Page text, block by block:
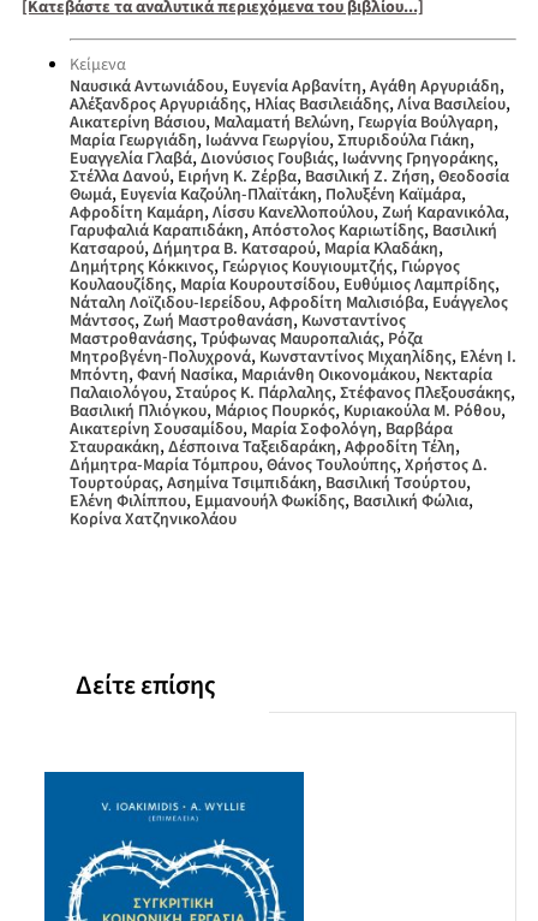
[Κατεβάστε τα αναλυτικά περιεχόμενα του βιβλίου...]
Κείμενα
Ναυσικά Αντωνιάδου, Ευγενία Αρβανίτη,Αγάθη Αργυριάδη,
Αλέξανδρος Αργυριάδης,Ηλίας Βασιλειάδης,Λίνα Βασιλείου,
Αικατερίνη Βάσιου, Μαλαματή Βελώνη, Γεωργία Βούλγαρη,
Μαρία Γεωργιάδη, Ιωάννα Γεωργίου,Σπυριδούλα Γιάκη,
Ευαγγελία Γλαβά,Διονύσιος Γουβιάς, Ιωάννης Γρηγοράκης,
Στέλλα Δανού,Ειρήνη Κ. Ζέρβα,Βασιλική Ζ. Ζήση,Θεοδοσία
Θωμά, Ευγενία Καζούλη-Πλαϊτάκη, Πολυξένη Καϊμάρα,
Αφροδίτη Καμάρη,Λίσσυ Κανελλοπούλου,Ζωή Καρανικόλα,
Γαρυφαλιά Καραπιδάκη,Απόστολος Καριωτίδης, Βασιλική
Κατσαρού,Δήμητρα Β. Κατσαρού, Μαρία Κλαδάκη,
Δημήτρης Κόκκινος, Γεώργιος Κουγιουμτζής, Γιώργος
Κουλαουζίδης, Μαρία Κουρουτσίδου, Ευθύμιος Λαμπρίδης,
Νάταλη Λοϊζιδου-Ιερείδου,Αφροδίτη Μαλισιόβα, Ευάγγελος
Μάντσος,Ζωή Μαστροθανάση, Κωνσταντίνος
Μαστροθανάσης,Τρύφωνας Μαυροπαλιάς, Ρόζα
Μητροβγένη-Πολυχρονά, Κωνσταντίνος Μιχαηλίδης, Ελένη Ι.
Μπόντη,Φανή Νασίκα, Μαριάνθη Οικονομάκου, Νεκταρία
Παλαιολόγου,Σταύρος Κ. Πάρλαλης,Στέφανος Πλεξουσάκης,
Βασιλική Πλιόγκου,Μάριος Πουρκός, Κυριακούλα Μ. Ρόθου,
Αικατερίνη Σουσαμίδου, Μαρία Σοφολόγη, Βαρβάρα
Σταυρακάκη,Δέσποινα Ταξειδαράκη,Αφροδίτη Τέλη,
Δήμητρα-Μαρία Τόμπρου,Θάνος Τουλούπης,Χρήστος Δ.
Τουρτούρας,Ασημίνα Τσιμπιδάκη, Βασιλική Τσούρτου,
Ελένη Φιλίππου,Εμμανουήλ Φωκίδης, Βασιλική Φώλια,
Κορίνα Χατζηνικολάου
Δείτε επίσης